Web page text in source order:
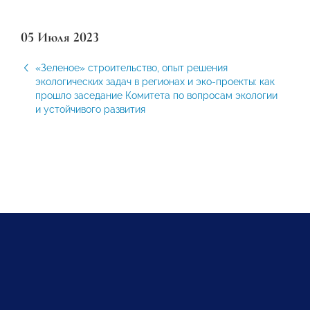
05 Июля 2023
«Зеленое» строительство, опыт решения
экологических задач в регионах и эко-проекты: как
прошло заседание Комитета по вопросам экологии
и устойчивого развития